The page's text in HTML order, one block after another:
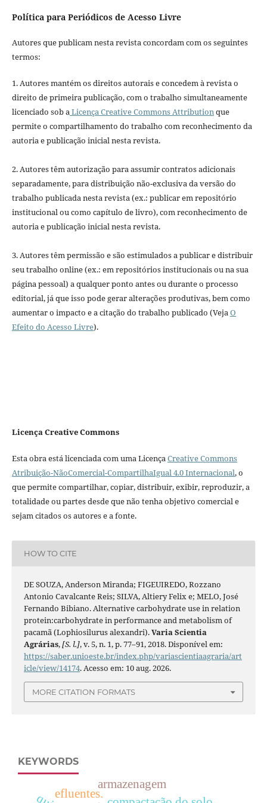
Política para Periódicos de Acesso Livre
Autores que publicam nesta revista concordam com os seguintes
termos:
1. Autores mantém os direitos autorais e concedem à revista o
direito de primeira publicação, com o trabalho simultaneamente
licenciado sob aLicença Creative Commons Attributionque
permite o compartilhamento do trabalho com reconhecimento da
autoria e publicação inicial nesta revista.
2. Autores têm autorização para assumir contratos adicionais
separadamente, para distribuição não-exclusiva da versão do
trabalho publicada nesta revista (ex.: publicar em repositório
institucional ou como capítulo de livro), com reconhecimento de
autoria e publicação inicial nesta revista.
3. Autores têm permissão e são estimulados a publicar e distribuir
seu trabalho online (ex.: em repositórios institucionais ou na sua
página pessoal) a qualquer ponto antes ou durante o processo
editorial, já que isso pode gerar alterações produtivas, bem como
aumentar o impacto e a citação do trabalho publicado (VejaO
Efeito do Acesso Livre).
Licença Creative Commons
Esta obra está licenciada com uma LicençaCreative Commons
Atribuição-NãoComercial-CompartilhaIgual 4.0 Internacional, o
que permite compartilhar, copiar, distribuir, exibir, reproduzir, a
totalidade ou partes desde que não tenha objetivo comercial e
sejam citados os autores e a fonte.
HOW TO CITE
DE SOUZA, Anderson Miranda; FIGEUIREDO, Rozzano
Antonio Cavalcante Reis; SILVA, Altiery Felix e; MELO, José
Fernando Bibiano. Alternative carbohydrate use in relation
protein:carbohydrate in performance and metabolism of
pacamã (Lophiosilurus alexandri).Varia Scientia
Agrárias,[S. l.], v. 5, n. 1, p. 77–91, 2018. Disponível em:
https://saber.unioeste.br/index.php/variascientiaagraria/art
icle/view/14174. Acesso em: 10 aug. 2026.
MORE CITATION FORMATS
KEYWORDS
efluentes.
armazenagem